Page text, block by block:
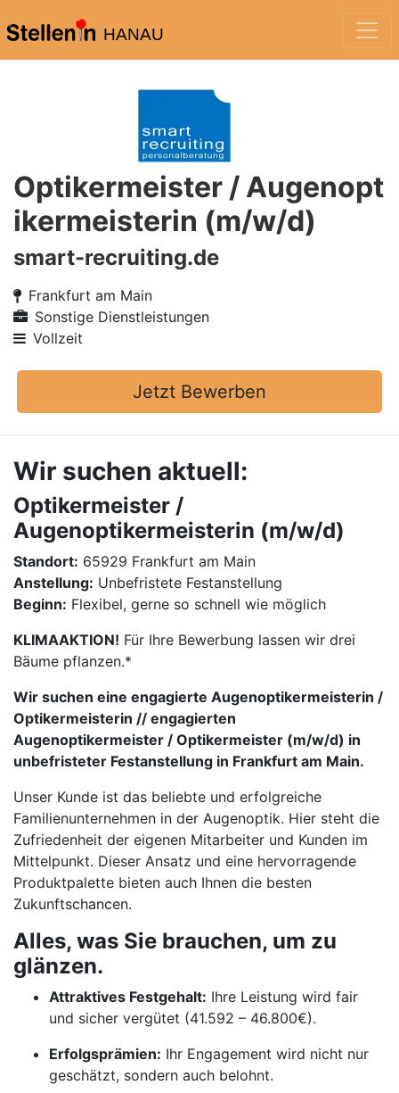
HANAU
Optikermeister / Augenopt
ikermeisterin (m/w/d)
smart-recruiting.de
Frankfurt am Main
Sonstige Dienstleistungen
Vollzeit
Jetzt Bewerben
Wir suchen aktuell:
Optikermeister /
Augenoptikermeisterin (m/w/d)
Standort: 65929 Frankfurt am Main
Anstellung: Unbefristete Festanstellung
Beginn: Flexibel, gerne so schnell wie möglich
KLIMAAKTION! Für Ihre Bewerbung lassen wir drei
Bäume pflanzen.*
Wir suchen eine engagierte Augenoptikermeisterin /
Optikermeisterin // engagierten
Augenoptikermeister / Optikermeister (m/w/d) in
unbefristeter Festanstellung in Frankfurt am Main.
Unser Kunde ist das beliebte und erfolgreiche
Familienunternehmen in der Augenoptik. Hier steht die
Zufriedenheit der eigenen Mitarbeiter und Kunden im
Mittelpunkt. Dieser Ansatz und eine hervorragende
Produktpalette bieten auch Ihnen die besten
Zukunftschancen.
Alles, was Sie brauchen, um zu
glänzen.
Attraktives Festgehalt: Ihre Leistung wird fair
und sicher vergütet (41.592 – 46.800€).
Erfolgsprämien: Ihr Engagement wird nicht nur
geschätzt, sondern auch belohnt.